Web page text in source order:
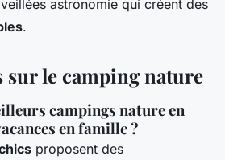
astronomie qui créent des
.
sur le camping nature
campings nature en
en famille ?
proposent des